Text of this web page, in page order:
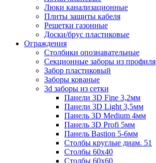
Люки канализационные
Плиты защиты кабеля
Решетки газонные
Доски/брус пластиковые
Ограждения
Столбики опознавательные
Секционные заборы из профиля
Забор пластиковый
Заборы кованые
3d заборы из сетки
Панели 3D Fine 3,2мм
Панели 3D Light 3,5мм
Панель 3D Medium 4мм
Панель 3D Profi 5мм
Панель Bastion 5-6мм
Столбы круглые диам. 51
Столбы 60х40
Столбы 60х60